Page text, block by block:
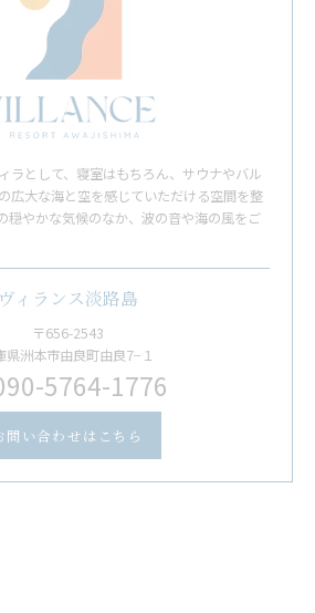
ラとして、寝室はもちろん、サウナやバル
広大な海と空を感じていただける空間を整
穏やかな気候のなか、波の音や海の風をご
ヴィランス淡路島
〒656-2543
県洲本市由良町由良7−１
5764-1776
問い合わせはこちら